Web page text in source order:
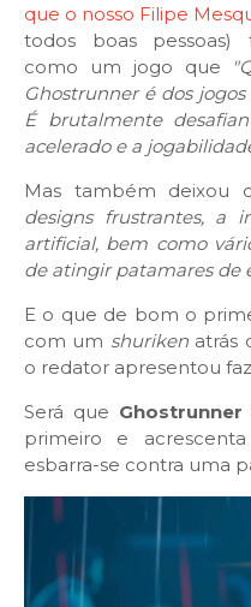
que o nosso Filipe
todos boas pessoas)
como um jogo que
Ghostrunner é dos
É brutalmente
acelerado e a
Mas também deixou
designs frustrantes, a
artificial, bem como
de atingir patamares de
E o que de bom o
com um shurikenatrás
o redator apresentou
Será que Ghostrunner
primeiro e
esbarra-se contra uma